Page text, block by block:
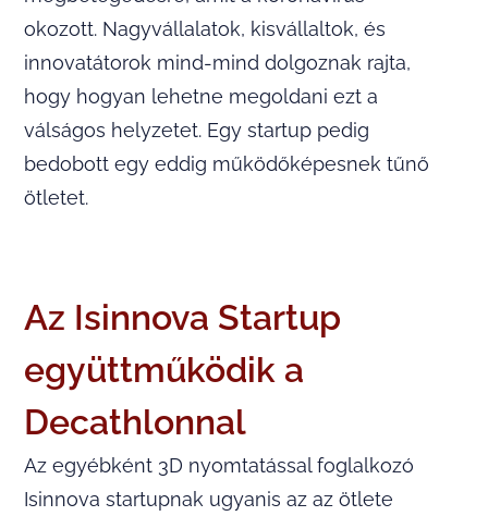
okozott. Nagyvállalatok, kisvállaltok, és
innovatátorok mind-mind dolgoznak rajta,
hogy hogyan lehetne megoldani ezt a
válságos helyzetet. Egy startup pedig
bedobott egy eddig működőképesnek tűnő
ötletet.
Az Isinnova Startup
együttműködik a
Decathlonnal
Az egyébként 3D nyomtatással foglalkozó
Isinnova startupnak ugyanis az az ötlete